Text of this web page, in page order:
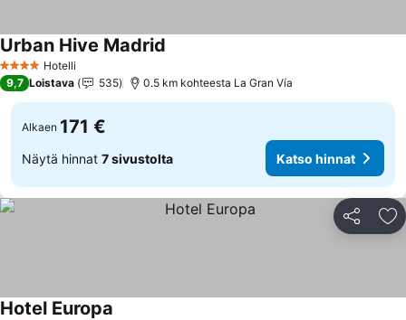
4 Tähtiluokitus
Hotelli
Urban Hive Madrid
9,7 Loistava 535 0.5 km kohteesta La Gran Vía
Alkaen 171 €
Näytä hinnat 7 sivustolta Katso hinnat
Jaa
Hotel Europa